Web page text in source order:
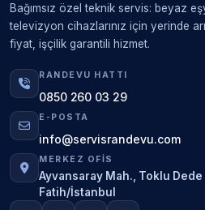
Bağımsız özel teknik servis: beyaz
televizyon cihazlarınız için yerinde
fiyat, işçilik garantili hizmet.
RANDEVU HATTI
0850 260 03 29
E-POSTA
info@servisrandevu.com
MERKEZ OFIS
Ayvansaray Mah., Toklu Dede
Fatih/İstanbul